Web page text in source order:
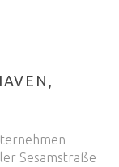
Sesamstraße